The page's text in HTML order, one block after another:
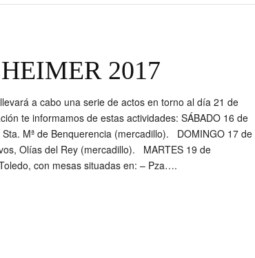
2017
a cabo una serie de actos en torno al día 21 de
te informamos de estas actividades: SÁBADO 16 de
Mª de Benquerencia (mercadillo). DOMINGO 17 de
Olías del Rey (mercadillo). MARTES 19 de
con mesas situadas en: – Pza….